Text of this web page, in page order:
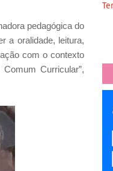
pedagógica do
a oralidade, leitura,
com o contexto
Curricular”,